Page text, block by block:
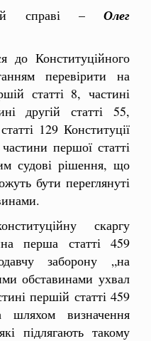
справі – Олег
до Конституційного
перевірити на
статті 8, частині
другій статті 55,
129 Конституції
першої статті
судові рішення, що
бути переглянуті
скаргу
перша статті 459
заборону „на
обставинами ухвал
першій статті 459
визначення
підлягають такому